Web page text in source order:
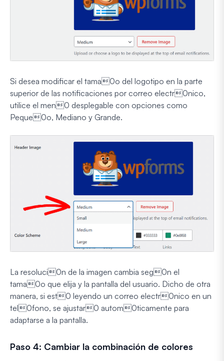
Si desea modificar el tama0o del logotipo en la parte
superior de las notificaciones por correo electr0nico,
utilice el men0 desplegable con opciones como
Peque0o, Mediano y Grande.
La resoluci0n de la imagen cambia seg0n el
tama0o que elija y la pantalla del usuario. Dicho de otra
manera, si est0 leyendo un correo electr0nico en un
tel0fono, se ajustar0 autom0ticamente para
adaptarse a la pantalla.
Paso 4: Cambiar la combinación de colores